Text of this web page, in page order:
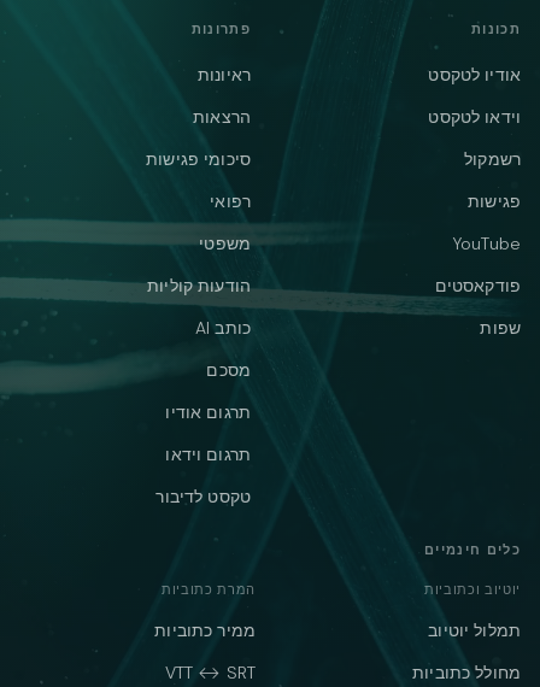
תכונות
אודיו לטקסט
וידאו לטקסט
רשמקול
פגישות
YouTube
פודקאסטים
שפות
פתרונות
ראיונות
הרצאות
סיכומי פגישות
רפואי
משפטי
הודעות קוליות
כותב AI
מסכם
תרגום אודיו
תרגום וידאו
טקסט לדיבור
כלים חינמיים
יוטיוב וכתוביות
תמלול יוטיוב
מחולל כתוביות
המרת כתוביות
ממיר כתוביות
VTT ↔ SRT